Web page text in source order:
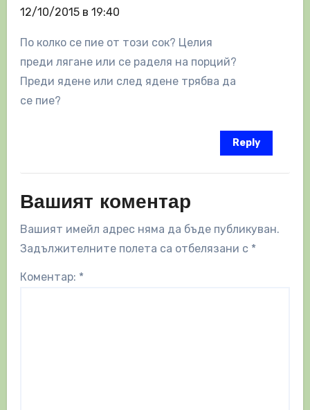
12/10/2015 в 19:40
По колко се пие от този сок? Целия
преди лягане или се раделя на порций?
Преди ядене или след ядене трябва да
се пие?
Reply
Вашият коментар
Вашият имейл адрес няма да бъде публикуван.
Задължителните полета са отбелязани с *
Коментар: *